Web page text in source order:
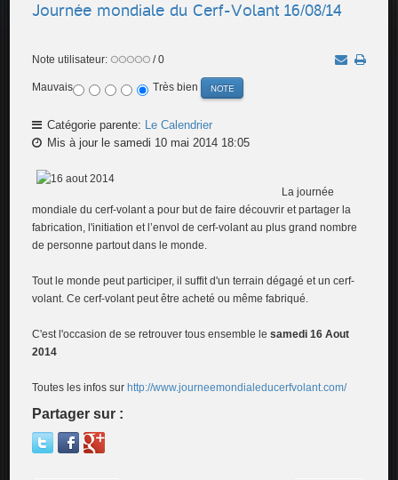
Journée mondiale du Cerf-Volant 16/08/14
Note utilisateur: / 0
Mauvais Très bien
Catégorie parente: Le Calendrier
Mis à jour le samedi 10 mai 2014 18:05
La journée
mondiale du cerf-volant a pour but de faire découvrir et partager la
fabrication, l'initiation et l’envol de cerf-volant au plus grand nombre
de personne partout dans le monde.
Tout le monde peut participer, il suffit d'un terrain dégagé et un cerf-
volant. Ce cerf-volant peut être acheté ou même fabriqué.
C'est l'occasion de se retrouver tous ensemble lesamedi 16 Aout
2014
Toutes les infos sur http://www.journeemondialeducerfvolant.com/
Partager sur :